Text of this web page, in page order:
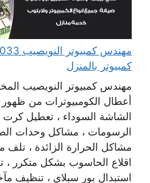
كمبيوتر بالمنزل
مهندس كمبيوتر النويصيب
أعطال الكومبيوترات من ظهور
الشاشة السوداء ، تعطيل
الرسومات ، مشاكل وحدات
مشاكل الحرارة الزائدة ، تلف
اقلاع الحاسوب بشكل متكرر ،
استبدال بور سبلاي ، تنظيف